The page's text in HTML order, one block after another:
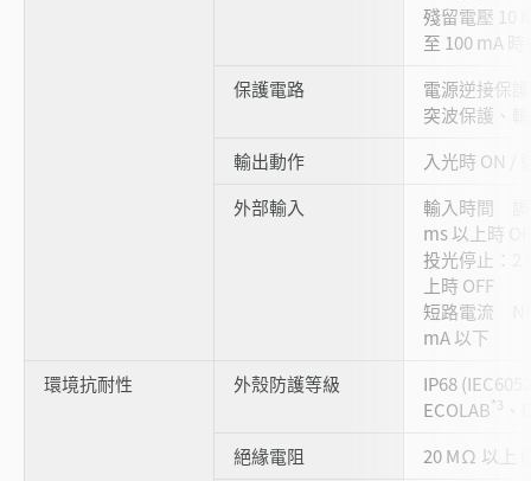
殘留電壓 10
至 100 mA 時
保護電路
電源逆接保
突波保護、
輸出動作
入光時 ON /
外部輸入
輸入時間 調
ms 以上時
投光停止：2
上時 OFF
短路電流
mA 以下
環境抗耐性
外殼防護等級
IP68
ECOLAB*3
絕緣電阻
20 MΩ 以上